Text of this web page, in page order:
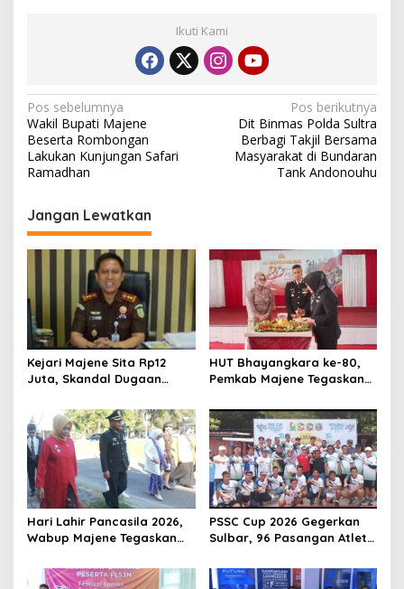
Ikuti Kami
N
a
v
i
g
a
s
i
p
o
s
Pos sebelumnya
Wakil Bupati Majene
Beserta Rombongan
Lakukan Kunjungan Safari
Ramadhan
Pos berikutnya
Dit Binmas Polda Sultra
Berbagi Takjil Bersama
Masyarakat di Bundaran
Tank Andonouhu
Jangan Lewatkan
Kejari Majene Sita Rp12
Juta, Skandal Dugaan
Mulai Terkuak
HUT Bhayangkara ke-80,
Pemkab Majene Tegaskan
Polri: “Tetap di Hati
Masyarakat”
Hari Lahir Pancasila 2026,
Wabup Majene Tegaskan
dalam Kebijakan Publik
PSSC Cup 2026 Gegerkan
Sulbar, 96 Pasangan Atlet
Pickleball di Sendana